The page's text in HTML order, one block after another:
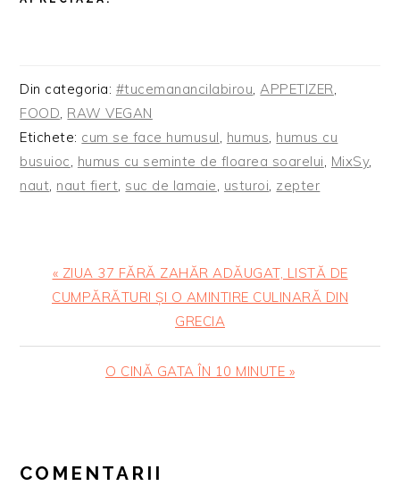
Din categoria: #tucemanancilabirou,APPETIZER,
FOOD, RAW VEGAN
Etichete: cum se face humusul, humus, humus cu
busuioc, humus cu seminte de floarea soarelui, MixSy,
naut, naut fiert, suc de lamaie, usturoi, zepter
Articol
anterior:
« ZIUA 37 FĂRĂ ZAHĂR ADĂUGAT, LISTĂ DE
CUMPĂRĂTURI ȘI O AMINTIRE CULINARĂ DIN
GRECIA
Articolul
O CINĂ GATA ÎN 10 MINUTE »
INTERACTIONS
COMENTARII